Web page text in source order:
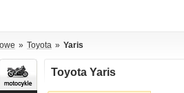
» Toyota » Yaris
Motocykle
Toyota Yaris